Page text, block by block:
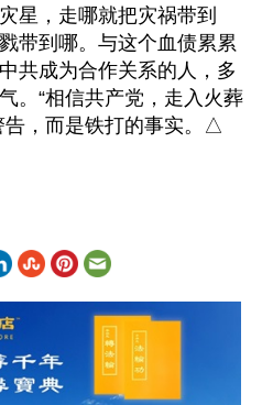
星，走哪就把灾祸带到
带到哪。与这个血债累累
共成为合作关系的人，多
。“相信共产党，走入火葬
告，而是铁打的事实。△